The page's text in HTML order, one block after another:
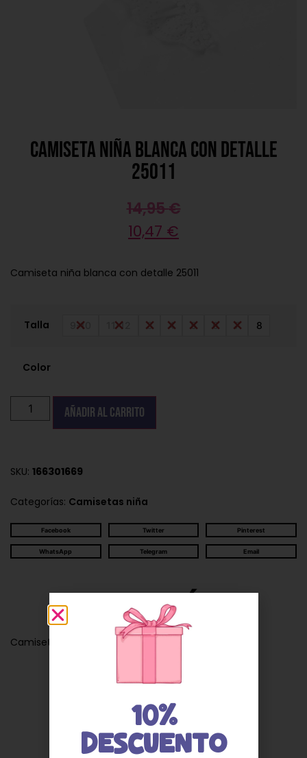
Camiseta niña blanca con detalle
25011
14,95€
10,47 €
Camiseta niña blanca con detalle 25011
Talla 9-10 11-12 3 4 5 6 7 8
Color
Añadir al carrito
SKU: 166301669
Categorías: Camisetas niña
Facebook Twitter Pinterest
WhatsApp Telegram Email
Descripción
Camiseta niña blanca con detalle 25011
Valoraciones
10%
DESCUENTO